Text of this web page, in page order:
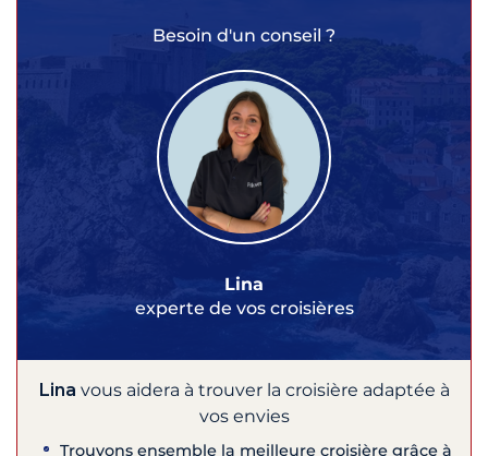
Besoin d'un conseil ?
Lina
experte de vos croisières
Lina vous aidera à trouver la croisière adaptée à
vos envies
Trouvons ensemble la meilleure croisière grâce à